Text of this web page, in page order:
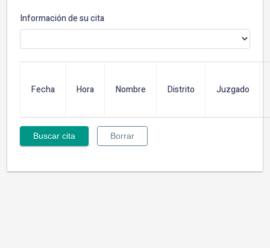
Información de su cita
Fecha Hora Nombre Distrito Juzgado
Borrar